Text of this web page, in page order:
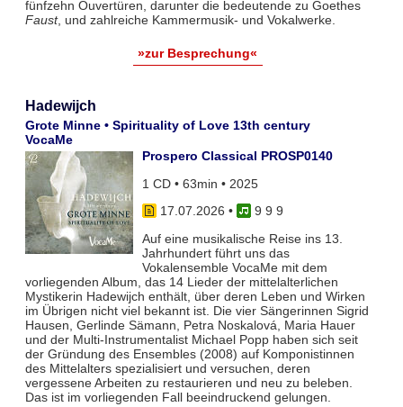
fünfzehn Ouvertüren, darunter die bedeutende zu Goethes
Faust, und zahlreiche Kammermusik- und Vokalwerke.
»zur Besprechung«
Hadewijch
Grote Minne • Spirituality of Love 13th century
VocaMe
Prospero Classical PROSP0140
1 CD • 63min • 2025
17.07.2026 •
9 9 9
Auf eine musikalische Reise ins 13.
Jahrhundert führt uns das
Vokalensemble VocaMe mit dem
vorliegenden Album, das 14 Lieder der mittelalterlichen
Mystikerin Hadewijch enthält, über deren Leben und Wirken
im Übrigen nicht viel bekannt ist. Die vier Sängerinnen Sigrid
Hausen, Gerlinde Sämann, Petra Noskalová, Maria Hauer
und der Multi-Instrumentalist Michael Popp haben sich seit
der Gründung des Ensembles (2008) auf Komponistinnen
des Mittelalters spezialisiert und versuchen, deren
vergessene Arbeiten zu restaurieren und neu zu beleben.
Das ist im vorliegenden Fall beeindruckend gelungen.